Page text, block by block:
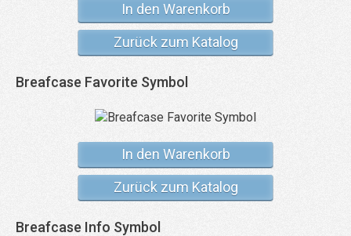
In den Warenkorb
Zurück zum Katalog
Breafcase Favorite Symbol
In den Warenkorb
Zurück zum Katalog
Breafcase Info Symbol